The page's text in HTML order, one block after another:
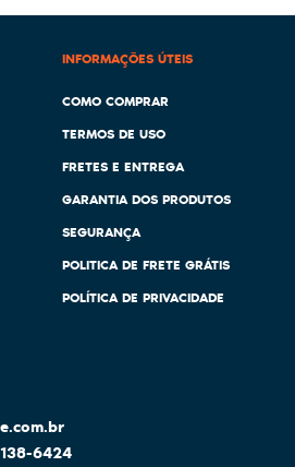
INFORMAÇÕES ÚTEIS
COMO COMPRAR
TERMOS DE USO
FRETES E ENTREGA
GARANTIA DOS PRODUTOS
SEGURANÇA
POLITICA DE FRETE GRÁTIS
POLÍTICA DE PRIVACIDADE
6424